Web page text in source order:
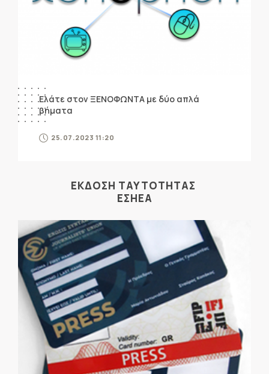
Ελάτε στον ΞΕΝΟΦΩΝΤΑ με δύο απλά
βήματα
25.07.2023 11:20
ΕΚΔΟΣΗ ΤΑΥΤΟΤΗΤΑΣ
ΕΣΗΕΑ